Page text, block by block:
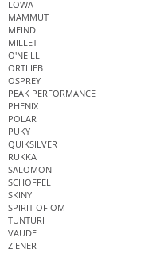
LOWA
MAMMUT
MEINDL
MILLET
O'NEILL
ORTLIEB
OSPREY
PEAK PERFORMANCE
PHENIX
POLAR
PUKY
QUIKSILVER
RUKKA
SALOMON
SCHÖFFEL
SKINY
SPIRIT OF OM
TUNTURI
VAUDE
ZIENER